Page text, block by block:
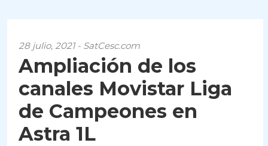
28 julio, 2021 - SatCesc.com
Ampliación de los
canales Movistar Liga
de Campeones en
Astra 1L